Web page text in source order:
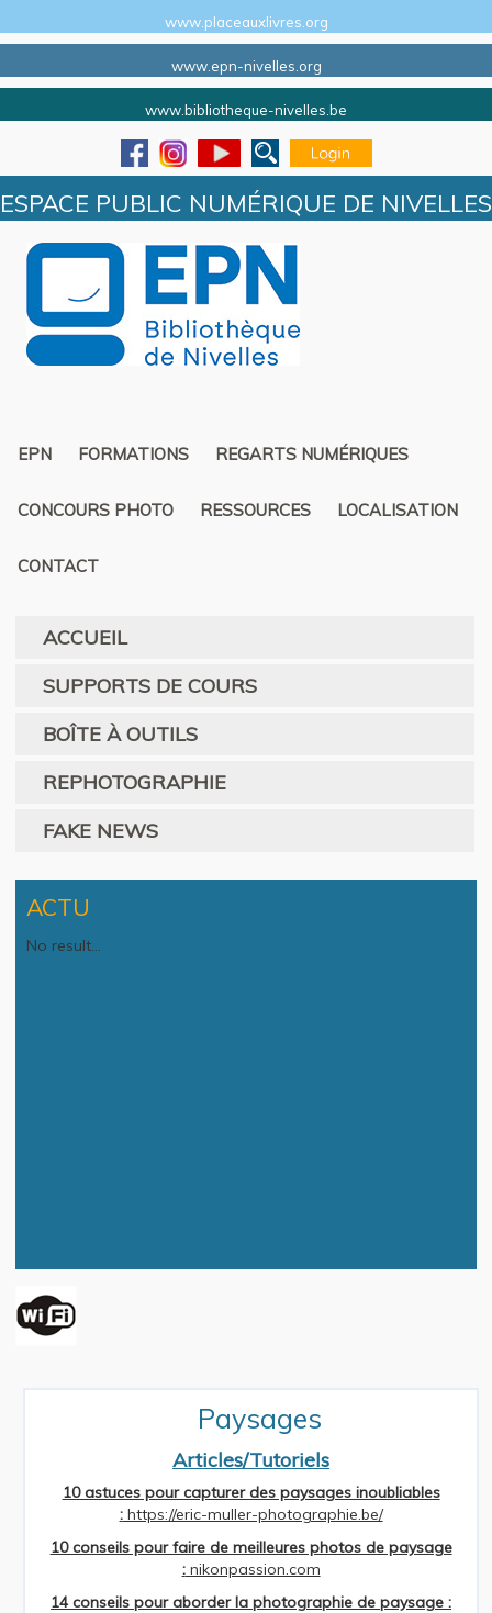
www.placeauxlivres.org
www.epn-nivelles.org
www.bibliotheque-nivelles.be
ESPACE PUBLIC NUMÉRIQUE DE NIVELLES
EPN FORMATIONS REGARTS NUMÉRIQUES
CONCOURS PHOTO RESSOURCES LOCALISATION
CONTACT
ACCUEIL
SUPPORTS DE COURS
BOÎTE À OUTILS
REPHOTOGRAPHIE
FAKE NEWS
ACTU
No result...
Paysages
Articles/Tutoriels
10 astuces pour capturer des paysages inoubliables
:https://eric-muller-photographie.be/
10 conseils pour faire de meilleures photos de paysage
:nikonpassion.com
14 conseils pour aborder la photographie de paysage :